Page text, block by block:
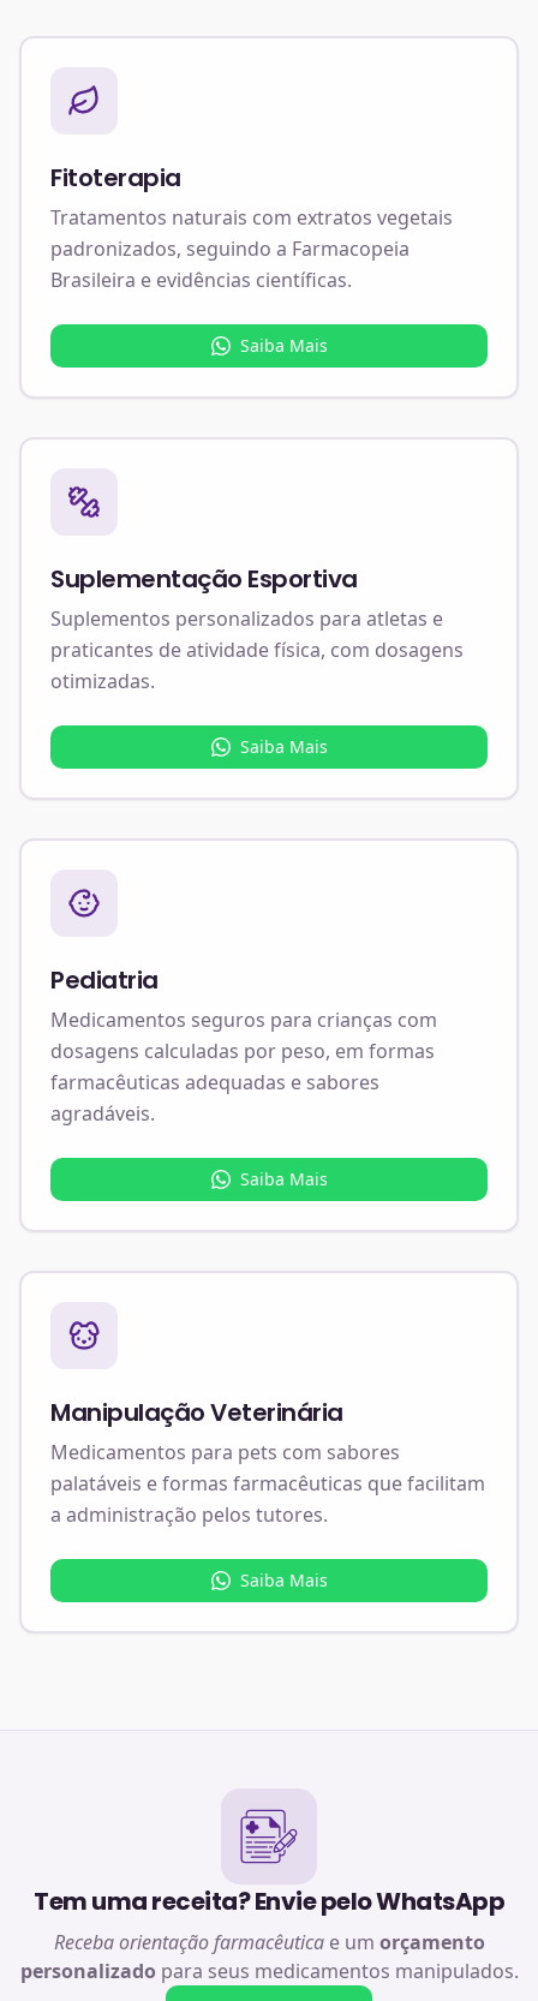
Fitoterapia
Tratamentos naturais com extratos vegetais
padronizados, seguindo a Farmacopeia
Brasileira e evidências científicas.
Saiba Mais
Suplementação Esportiva
Suplementos personalizados para atletas e
praticantes de atividade física, com dosagens
otimizadas.
Saiba Mais
Pediatria
Medicamentos seguros para crianças com
dosagens calculadas por peso, em formas
farmacêuticas adequadas e sabores
agradáveis.
Saiba Mais
Manipulação Veterinária
Medicamentos para pets com sabores
palatáveis e formas farmacêuticas que facilitam
a administração pelos tutores.
Saiba Mais
Tem uma receita? Envie pelo WhatsApp
Receba orientação farmacêuticae um orçamento
personalizado para seus medicamentos manipulados.